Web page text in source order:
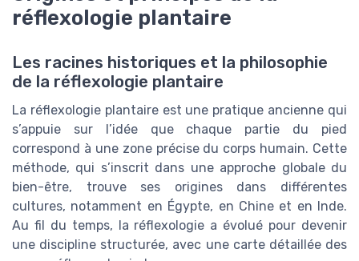
réflexologie plantaire
Les racines historiques et la philosophie
de la réflexologie plantaire
La réflexologie plantaire est une pratique ancienne qui
s’appuie sur l’idée que chaque partie du pied
correspond à une zone précise du corps humain. Cette
méthode, qui s’inscrit dans une approche globale du
bien-être, trouve ses origines dans différentes
cultures, notamment en Égypte, en Chine et en Inde.
Au fil du temps, la réflexologie a évolué pour devenir
une discipline structurée, avec une carte détaillée des